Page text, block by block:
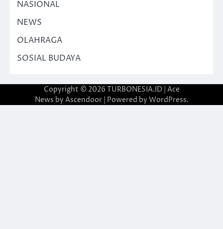
NASIONAL
NEWS
OLAHRAGA
SOSIAL BUDAYA
Copyright © 2026 TURBONESIA.ID| Ace
News by Ascendoor| Powered by WordPress.